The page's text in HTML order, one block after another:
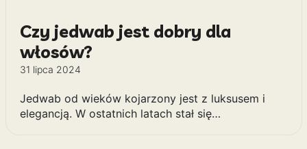
Czy jedwab jest dobry dla
włosów?
31 lipca 2024
Jedwab od wieków kojarzony jest z luksusem i
elegancją. W ostatnich latach stał się…